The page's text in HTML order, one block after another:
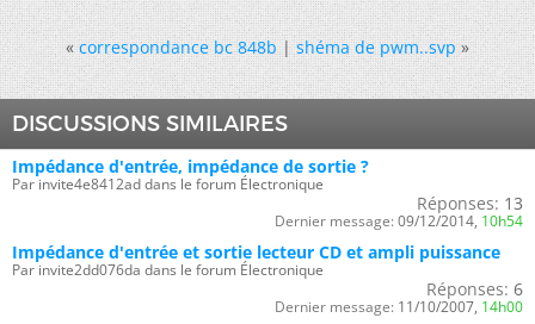
« correspondance bc 848b|shéma de pwm..svp »
DISCUSSIONS SIMILAIRES
Impédance d'entrée, impédance de sortie ?
Par invite4e8412ad dans le forum Électronique
Réponses: 13
Dernier message: 09/12/2014, 10h54
Impédance d'entrée et sortie lecteur CD et ampli puissance
Par invite2dd076da dans le forum Électronique
Réponses: 6
Dernier message: 11/10/2007, 14h00